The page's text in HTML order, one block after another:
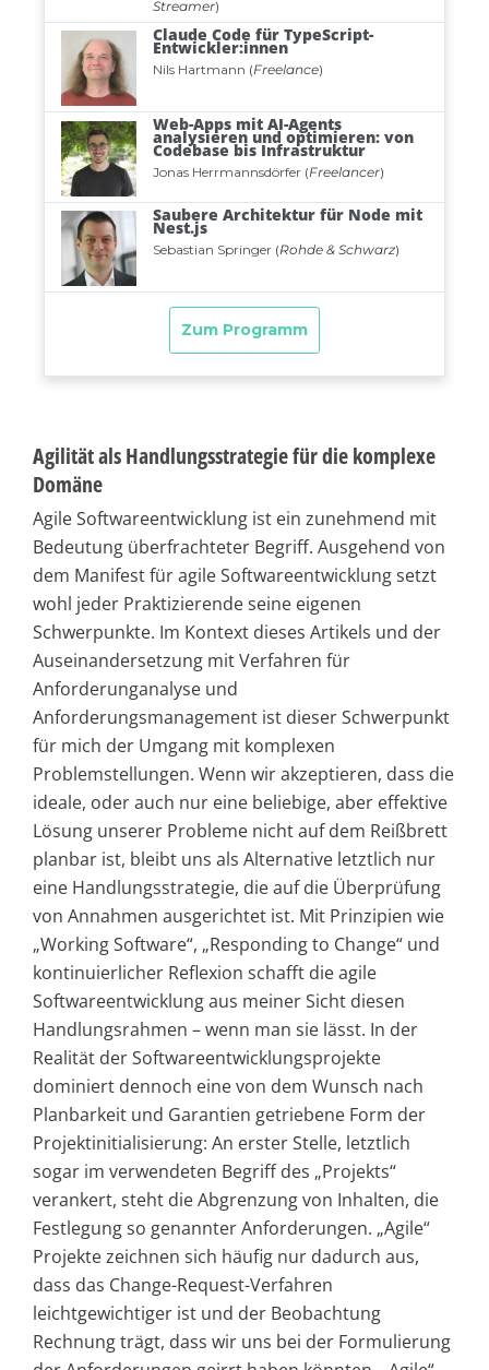
Agilität als Handlungsstrategie für die komplexe
Domäne
Agile Softwareentwicklung ist ein zunehmend mit
Bedeutung überfrachteter Begriff. Ausgehend von
dem Manifest für agile Softwareentwicklung setzt
wohl jeder Praktizierende seine eigenen
Schwerpunkte. Im Kontext dieses Artikels und der
Auseinandersetzung mit Verfahren für
Anforderunganalyse und
Anforderungsmanagement ist dieser Schwerpunkt
für mich der Umgang mit komplexen
Problemstellungen. Wenn wir akzeptieren, dass die
ideale, oder auch nur eine beliebige, aber effektive
Lösung unserer Probleme nicht auf dem Reißbrett
planbar ist, bleibt uns als Alternative letztlich nur
eine Handlungsstrategie, die auf die Überprüfung
von Annahmen ausgerichtet ist. Mit Prinzipien wie
„Working Software“, „Responding to Change“ und
kontinuierlicher Reflexion schafft die agile
Softwareentwicklung aus meiner Sicht diesen
Handlungsrahmen – wenn man sie lässt. In der
Realität der Softwareentwicklungsprojekte
dominiert dennoch eine von dem Wunsch nach
Planbarkeit und Garantien getriebene Form der
Projektinitialisierung: An erster Stelle, letztlich
sogar im verwendeten Begriff des „Projekts“
verankert, steht die Abgrenzung von Inhalten, die
Festlegung so genannter Anforderungen. „Agile“
Projekte zeichnen sich häufig nur dadurch aus,
dass das Change-Request-Verfahren
leichtgewichtiger ist und der Beobachtung
Rechnung trägt, dass wir uns bei der Formulierung